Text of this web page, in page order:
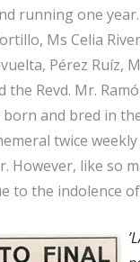
running one
Ms Celia
Pérez Ruíz,
the Revd. Mr.
born and bred in
twice
However, like so
to the indolence